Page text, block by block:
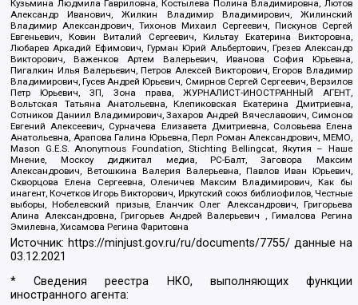
Кузьмина Людмила Гавриловна, Костылева Полина Владимировна, Лютов
Александр Иванович, Жилкин Владимир Владимирович, Жилинский
Владимир Александрович, Тихонов Михаил Сергеевич, Пискунов Сергей
Евгеньевич, Ковин Виталий Сергеевич, Кильтау Екатерина Викторовна,
Любарев Аркадий Ефимович, Гурман Юрий Альбертович, Грезев Александр
Викторович, Важенков Артем Валерьевич, Иванова София Юрьевна,
Пигалкин Илья Валерьевич, Петров Алексей Викторович, Егоров Владимир
Владимирович, Гусев Андрей Юрьевич, Смирнов Сергей Сергеевич, Верзилов
Петр Юрьевич, ЗП, Зона права, ЖУРНАЛИСТ-ИНОСТРАННЫЙ АГЕНТ,
Вольтская Татьяна Анатольевна, Клепиковская Екатерина Дмитриевна,
Сотников Даниил Владимирович, Захаров Андрей Вячеславович, Симонов
Евгений Алексеевич, Сурначева Елизавета Дмитриевна, Соловьева Елена
Анатольевна, Арапова Галина Юрьевна, Перл Роман Александрович, МЕМО,
Mason G.E.S. Anonymous Foundation, Stichting Bellingcat, Якутия – Наше
Мнение, Москоу диджитал медиа, РС-Балт, Заговора Максим
Александрович, Ветошкина Валерия Валерьевна, Павлов Иван Юрьевич,
Скворцова Елена Сергеевна, Оленичев Максим Владимирович, Как бы
инагент, Кочетков Игорь Викторович, Иркутский союз библиофилов, Честные
выборы, Нобелевский призыв, Еланчик Олег Александрович, Григорьева
Алина Александровна, Григорьев Андрей Валерьевич , Гималова Регина
Эмилевна, Хисамова Регина Фаритовна
Источник: https://minjust.gov.ru/ru/documents/7755/ данные на
03.12.2021
* Сведения реестра НКО, выполняющих функции
иностранного агента: